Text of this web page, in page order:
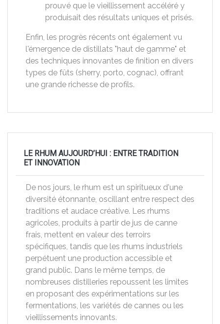
prouvé que le vieillissement accéléré y
produisait des résultats uniques et prisés.
Enfin, les progrès récents ont également vu
l'émergence de distillats "haut de gamme" et
des techniques innovantes de finition en divers
types de fûts (sherry, porto, cognac), offrant
une grande richesse de profils.
LE RHUM AUJOURD’HUI : ENTRE TRADITION
ET INNOVATION
De nos jours, le rhum est un spiritueux d'une
diversité étonnante, oscillant entre respect des
traditions et audace créative. Les rhums
agricoles, produits à partir de jus de canne
frais, mettent en valeur des terroirs
spécifiques, tandis que les rhums industriels
perpétuent une production accessible et
grand public. Dans le même temps, de
nombreuses distilleries repoussent les limites
en proposant des expérimentations sur les
fermentations, les variétés de cannes ou les
vieillissements innovants.